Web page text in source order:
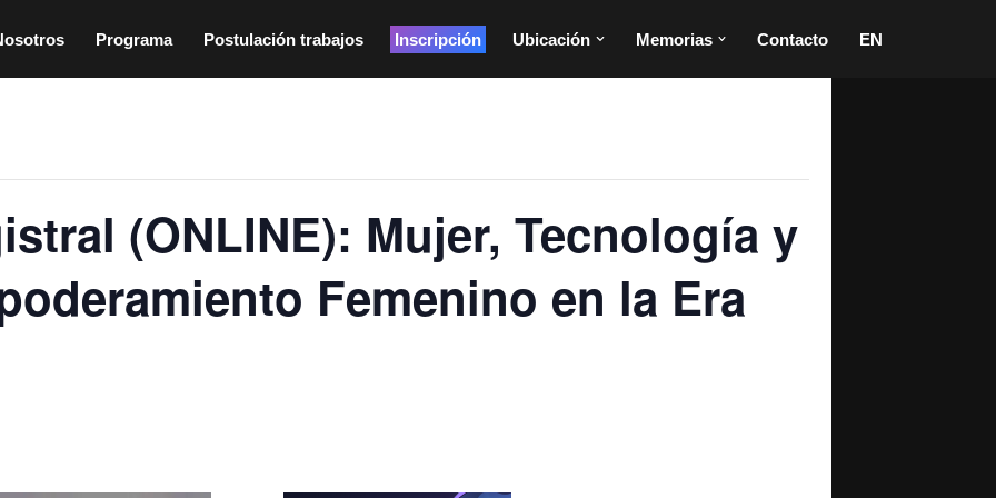
Programa Postulación trabajos Inscripción Ubicación Memorias Contacto EN
(ONLINE): Mujer, Tecnología y
Femenino en la Era